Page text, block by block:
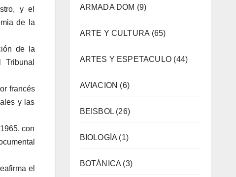
y el
de la
de la
francés
y las
con
el
ARMADA DOM (9)
ARTE Y CULTURA (65)
ARTES Y ESPETACULO (44)
AVIACION (6)
BEISBOL(26)
BIOLOGÍA (1)
BOTÁNICA (3)